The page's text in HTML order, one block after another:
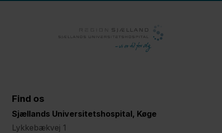
Find os
Sjællands Universitetshospital, Køge
Lykkebækvej 1